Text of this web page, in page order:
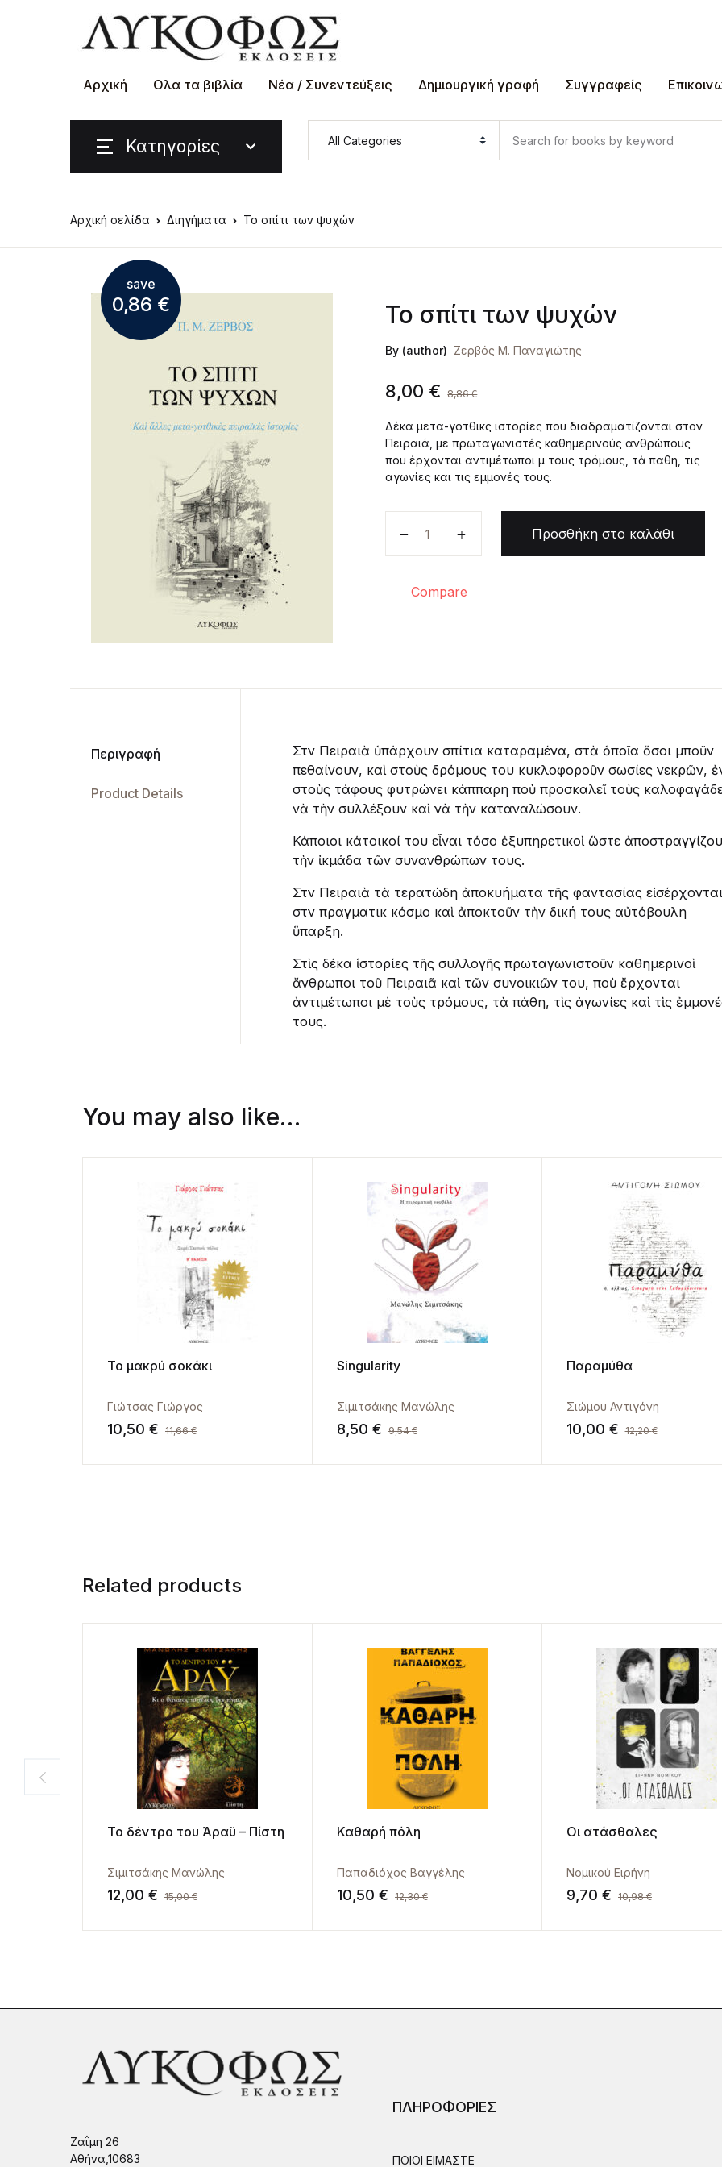
Αρχική Ολα τα βιβλία Νέα / Συνεντεύξεις Δημιουργική γραφή Συγγραφείς
Κατηγορίες
Αρχική σελίδα Διηγήματα Το σπίτι των ψυχών
save
0,86 € Το σπίτι των ψυχών
By (author) Ζερβός Μ. Παναγιώτης
8,00 € 8,86€
Δέκα μετα-γοτθικὲς ιστορίες που διαδραματίζονται στον
Πειραιά, με πρωταγωνιστές καθημερινούς ανθρώπους
που έρχονται αντιμέτωποι μὲ τους τρόμους, τὰ παθη, τις
αγωνίες και τις εμμονές τους.
Προσθήκη στο καλάθι
Compare
Περιγραφή
Product Details
Στὸν Πειραιὰ ὑπάρχουν σπίτια καταραμένα, στὰ ὁποῖα ὅσοι μποῦν
πεθαίνουν, καὶ στοὺς δρόμους του κυκλοφοροῦν σωσίες νεκρῶν,
στοὺς τάφους φυτρώνει κάππαρη ποὺ προσκαλεῖ τοὺς
νὰ τὴν συλλέξουν καὶ νὰ τὴν καταναλώσουν.
Κάποιοι κάτοικοί του εἶναι τόσο ἐξυπηρετικοὶ ὥστε
τὴν ἰκμάδα τῶν συνανθρώπων τους.
Στὸν Πειραιὰ τὰ τερατώδη ἀποκυήματα τῆς φαντασίας εἰσέρχονται
στὸν πραγματικὸ κόσμο καὶ ἀποκτοῦν τὴν δική τους αὐτόβουλη
ὕπαρξη.
Στὶς δέκα ἱστορίες τῆς συλλογῆς πρωταγωνιστοῦν καθημερινοὶ
ἄνθρωποι τοῦ Πειραιᾶ καὶ τῶν συνοικιῶν του, ποὺ ἔρχονται
ἀντιμέτωποι μὲ τοὺς τρόμους, τὰ πάθη, τὶς ἀγωνίες καὶ τὶς
τους.
You may also like…
Το μακρύ σοκάκι
Γιώτσας Γιώργος
10,50 € 11,66€
Singularity
Σιμιτσάκης Μανώλης
8,50 € 9,54€
Παραμύθα
Σιώμου Αντιγόνη
10,00 € 12,20€
Related products
Το δέντρο του Άραϋ – Πίστη
Σιμιτσάκης Μανώλης
12,00 € 15,00€
Καθαρή πόλη
Παπαδιόχος Βαγγέλης
10,50 € 12,30€
Οι ατάσθαλες
Νομικού Ειρήνη
9,70 € 10,98€
Ζαΐμη 26
Αθήνα,10683
ΠΛΗΡΟΦΟΡΙΕΣ
ΠΟΙΟΙ ΕΙΜΑΣΤΕ